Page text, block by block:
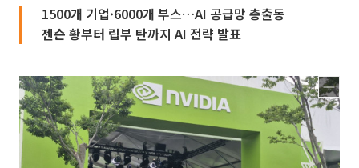
1500개 기업·6000개 부스…AI 공급망 총출동
젠슨 황부터 립부 탄까지 AI 전략 발표